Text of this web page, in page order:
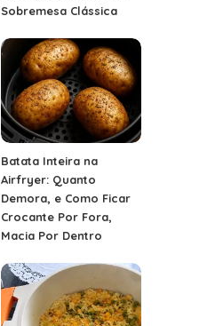
Sobremesa Clássica
Batata Inteira na
Airfryer: Quanto
Demora, e Como Ficar
Crocante Por Fora,
Macia Por Dentro